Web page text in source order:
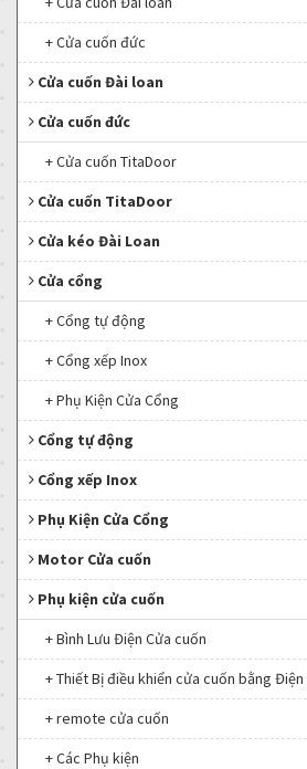
+ Cửa cuốn đức
Cửa cuốn Đài loan
Cửa cuốn đức
+ Cửa cuốn TitaDoor
Cửa cuốn TitaDoor
Cửa kéo Đài Loan
Cửa cổng
+ Cổng tự động
+ Cổng xếp Inox
+ Phụ Kiện Cửa Cổng
Cổng tự động
Cổng xếp Inox
Phụ Kiện Cửa Cổng
Motor Cửa cuốn
Phụ kiện cửa cuốn
+ Bình Lưu Điện Cửa cuốn
+ Thiết Bị điều khiển cửa cuốn bằng
+ remote cửa cuốn
+ Các Phụ kiện